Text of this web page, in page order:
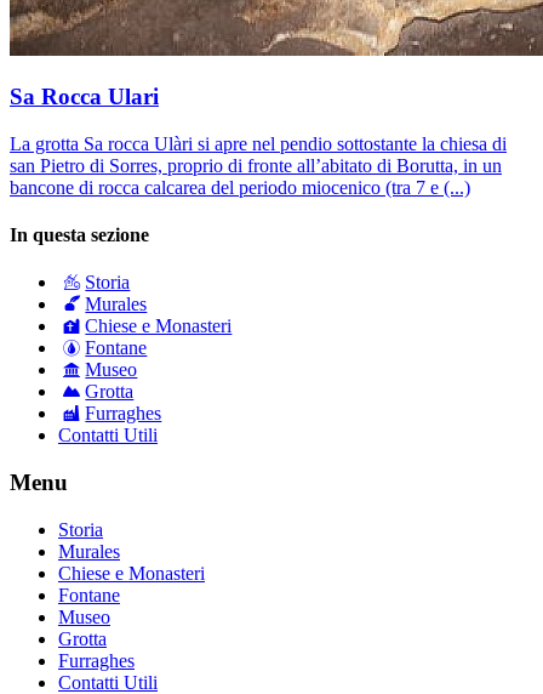
Sa Rocca Ulari
La grotta Sa rocca Ulàri si apre nel pendio sottostante la chiesa di
san Pietro di Sorres, proprio di fronte all’abitato di Borutta, in un
bancone di rocca calcarea del periodo miocenico (tra 7 e (...)
In questa sezione
Storia
Murales
Chiese e Monasteri
Fontane
Museo
Grotta
Furraghes
Contatti Utili
Menu
Storia
Murales
Chiese e Monasteri
Fontane
Museo
Grotta
Furraghes
Contatti Utili